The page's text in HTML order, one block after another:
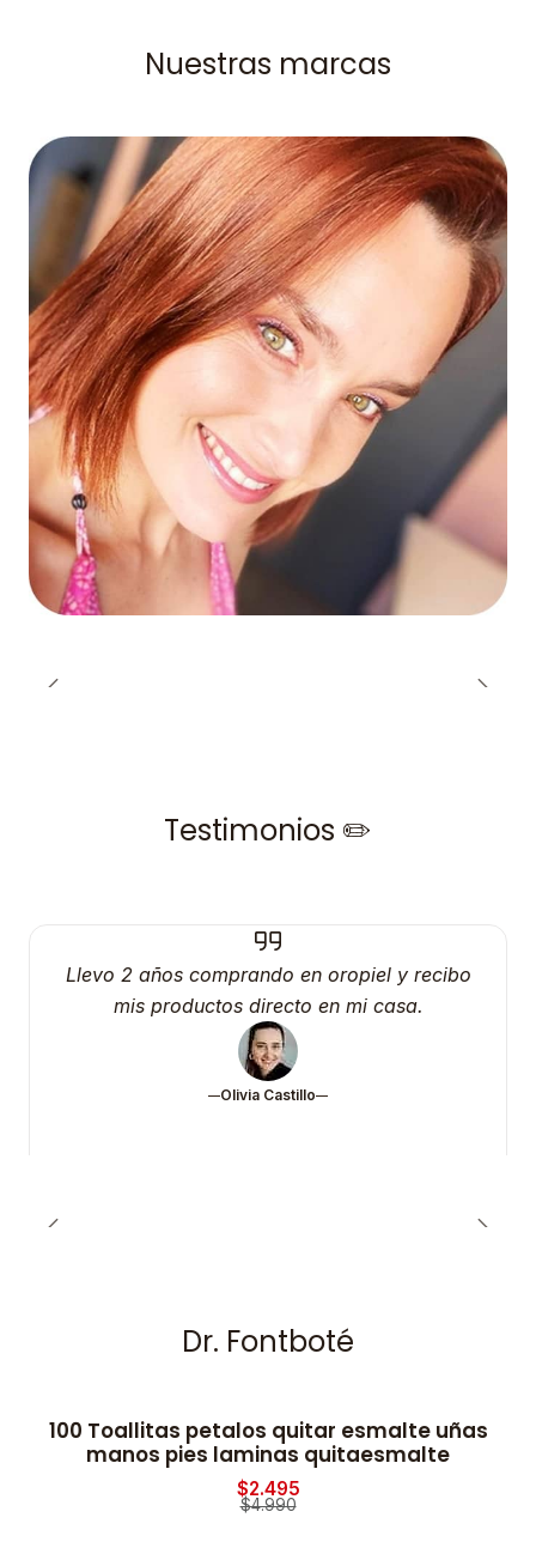
Nuestras marcas
Testimonios ✏️
Llevo 2 años comprando en oropiel y recibo
mis productos directo en mi casa.
Olivia Castillo
Dr. Fontboté
-50% OFF
100 Toallitas petalos quitar esmalte uñas
manos pies laminas quitaesmalte
$2.495
$4.990